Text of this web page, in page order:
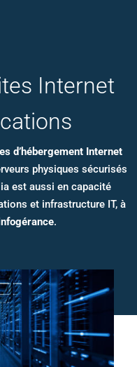
Internet
d’hébergement Internet
physiques sécurisés
est aussi en capacité
et infrastructure IT, à
.